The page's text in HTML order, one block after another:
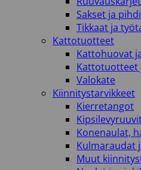
Sakset ja
Tikkaat ja
Kattotuotteet
Kattohuovat
Kattotuotteet
Valokate
Kiinnitystarvikkeet
Kierretangot
Konenaulat,
Kulmaraudat
Muut